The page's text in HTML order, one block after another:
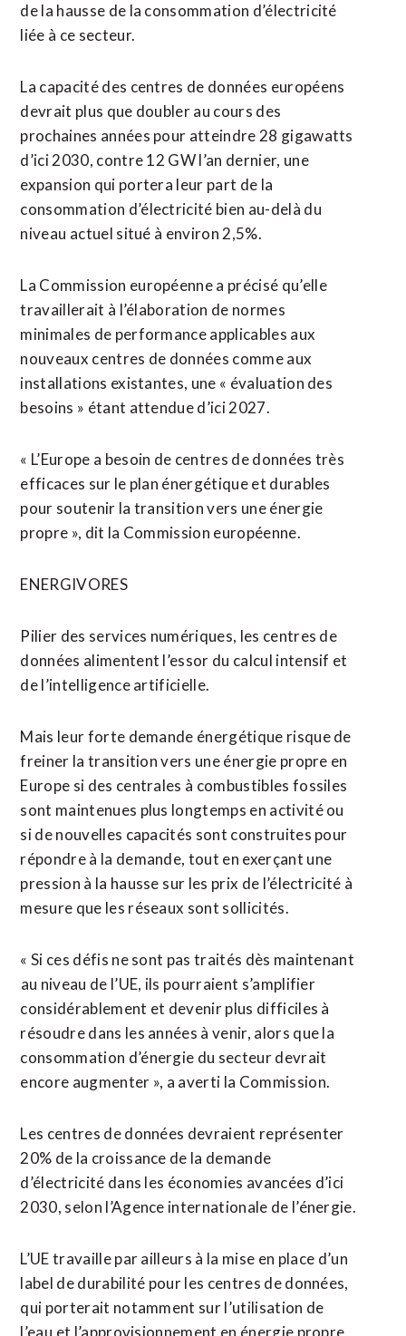
de la hausse de la consommation d’électricité
liée à ce secteur.
La capacité des centres de données européens
devrait plus que doubler au cours des
prochaines années pour atteindre 28 gigawatts
d’ici 2030, contre ​12 GW l’an ‌dernier, une
expansion qui portera leur part de la
consommation d’électricité ​bien au-delà du
niveau ⁠actuel situé à environ 2,5%.
La Commission européenne a précisé qu’elle
travaillerait à l’élaboration de normes
‌minimales de performance applicables ‌aux
nouveaux centres de données comme aux
installations existantes, une « évaluation des
besoins » étant attendue d’ici 2027.
« L’Europe a besoin de centres de données très
efficaces sur le plan énergétique et durables
pour soutenir la transition vers une énergie
propre », ​dit la Commission européenne.
ENERGIVORES
Pilier des services numériques, les centres de
données alimentent l’essor du calcul intensif et
de l’intelligence artificielle.
Mais leur forte demande énergétique risque de
freiner la transition vers une énergie propre en
Europe si des centrales à combustibles fossiles
sont maintenues plus longtemps en activité ou
si de nouvelles capacités sont construites pour
répondre à la demande, tout en exerçant une
pression à la hausse ⁠sur les prix de l’électricité à
mesure que les réseaux sont sollicités.
« Si ces défis ne sont pas traités dès maintenant
⁠au niveau de l’UE, ils pourraient s’amplifier
considérablement et devenir plus difficiles à
résoudre dans les années à venir, alors que la
consommation d’énergie du secteur devrait
encore augmenter », a averti la Commission.
Les centres de données devraient représenter
20% de la croissance de la demande
d’électricité dans les économies avancées d’ici
2030, selon l’Agence internationale de l’énergie.
L’UE travaille par ailleurs à la mise en ⁠place ‌d’un
label de durabilité pour les centres de données,
qui porterait notamment sur l’utilisation de
l’eau ⁠et l’approvisionnement en énergie propre,